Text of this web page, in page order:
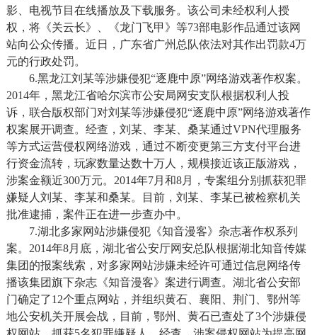
影、电视节目在线播放及下载服务。该公司未经权利人授
权，将《关云长》、《龙门飞甲》等73部电影作品通过该网
站向公众传播。近日，广东省广州总队依法对其作出罚款4万
元的行政处罚。
6.黑龙江刘某等涉嫌侵犯“逐鹿中原”网络游戏著作权案。
2014年，黑龙江省哈尔滨市公安局网安支队根据权利人投
诉，联合版权部门对刘某等涉嫌侵犯“逐鹿中原”网络游戏著作
权案展开调查。经查，刘某、李某、桑某通过VPN代理服务
等方式运营侵权网络游戏，通过不断变更第三方支付平台进
行资金流转，玩家数量达数十万人，规模接近该正版游戏，
涉案金额近300万元。2014年7月和8月，专案组分别抓获犯罪
嫌疑人刘某、李某和桑某。目前，刘某、李某已被检察机关
批准逮捕，案件正在进一步查办中。
7.湖北多家网站涉嫌侵犯《知音漫客》杂志著作权系列
案。2014年8月底，湖北省公安厅网安总队根据湖北知音传媒
集团的报案线索，对多家网站涉嫌未经许可通过信息网络传
播该集团旗下杂志《知音漫客》案进行调查。湖北省公安部
门确定了12个重点网站，并组织黄石、襄阳、荆门、鄂州等
地公安机关开展会战，目前，鄂州、黄石已查处了3个涉嫌侵